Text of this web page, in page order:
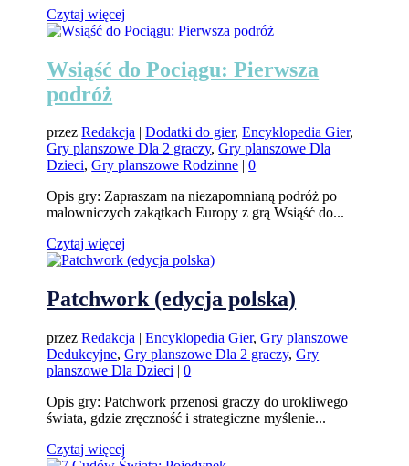
Czytaj więcej
Wsiąść do Pociągu: Pierwsza
podróż
przezRedakcja |Dodatki do gier,Encyklopedia Gier,
Gry planszowe Dla 2 graczy,Gry planszowe Dla
Dzieci,Gry planszowe Rodzinne |0
Opis gry: Zapraszam na niezapomnianą podróż po
malowniczych zakątkach Europy z grą Wsiąść do...
Czytaj więcej
Patchwork (edycja polska)
przezRedakcja |Encyklopedia Gier,Gry planszowe
Dedukcyjne,Gry planszowe Dla 2 graczy,Gry
planszowe Dla Dzieci |0
Opis gry: Patchwork przenosi graczy do urokliwego
świata, gdzie zręczność i strategiczne myślenie...
Czytaj więcej